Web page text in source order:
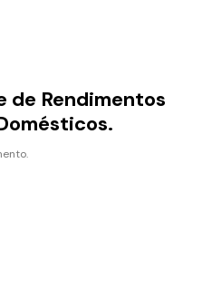
de Rendimentos